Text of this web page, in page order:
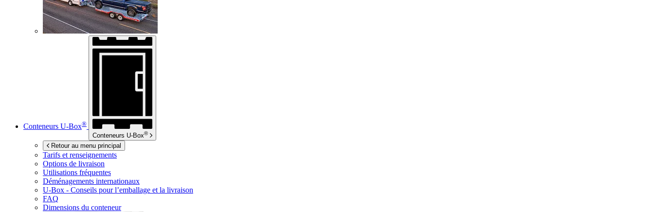
Conteneurs U-Box®
Conteneurs U-Box®
Retour au menu principal
Tarifs et renseignements
Options de livraison
Utilisations fréquentes
Déménagements internationaux
U-Box - Conseils pour l’emballage et la livraison
FAQ
Dimensions du conteneur